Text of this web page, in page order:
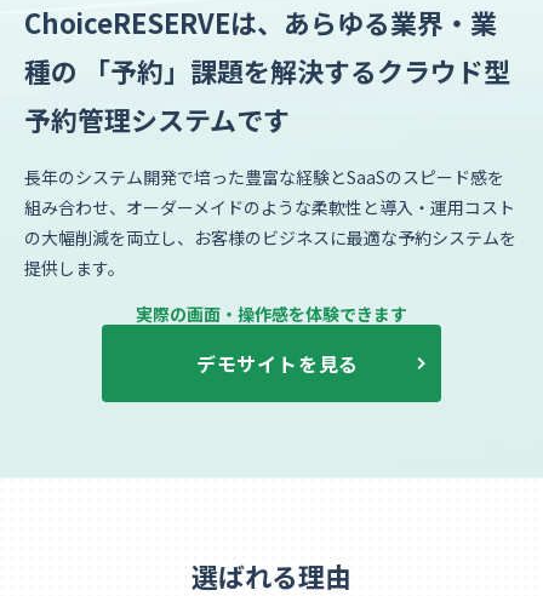
ChoiceRESERVEは、あらゆる業界・業
種の 「予約」課題を解決するクラウド型
予約管理システムです
長年のシステム開発で培った豊富な経験とSaaSのスピード感を
組み合わせ、 オーダーメイドのような柔軟性と導入・運用コスト
の大幅削減を両立し、お客様のビジネスに最適な予約システムを
提供します。
実際の画面・操作感を体験できます
デモサイトを見る
選ばれる理由